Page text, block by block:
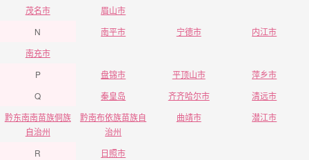
茂名市
眉山市
N
南平市 宁德市
内江市
南充市
P
盘锦市 平顶山市
萍乡市
Q
秦皇岛 齐齐哈尔市
清远市
黔东南南苗族侗族
自治州
黔南布依族苗族自
治州
曲靖市 潜江市
R
日照市